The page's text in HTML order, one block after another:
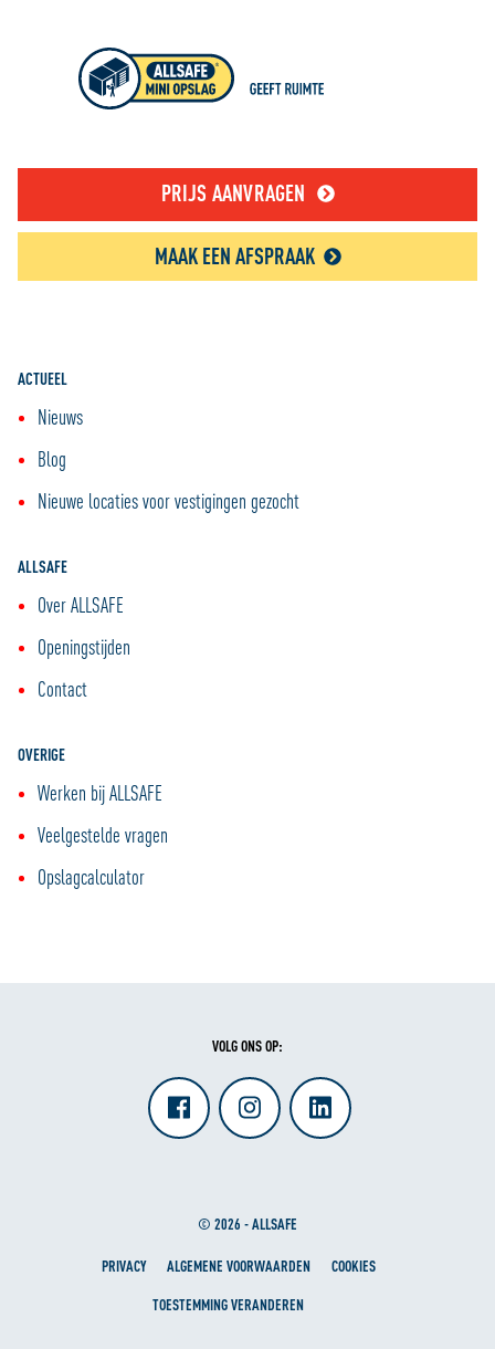
PRIJS AANVRAGEN
MAAK EEN AFSPRAAK
ACTUEEL
Nieuws
Blog
Nieuwe locaties voor vestigingen gezocht
ALLSAFE
Over ALLSAFE
Openingstijden
Contact
OVERIGE
Werken bij ALLSAFE
Veelgestelde vragen
Opslagcalculator
VOLG ONS OP:
© 2026 - ALLSAFE
PRIVACY ALGEMENE VOORWAARDEN COOKIES
TOESTEMMING VERANDEREN